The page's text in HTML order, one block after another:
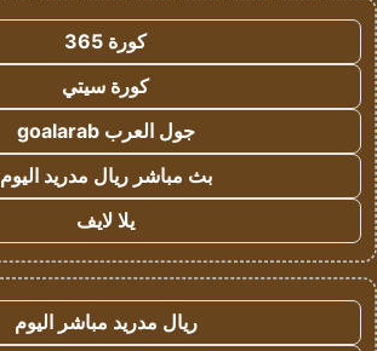
كورة 365
كورة سيتي
جول العرب goalarab
بث مباشر ريال مدريد اليوم
يلا لايف
ريال مدريد مباشر اليوم